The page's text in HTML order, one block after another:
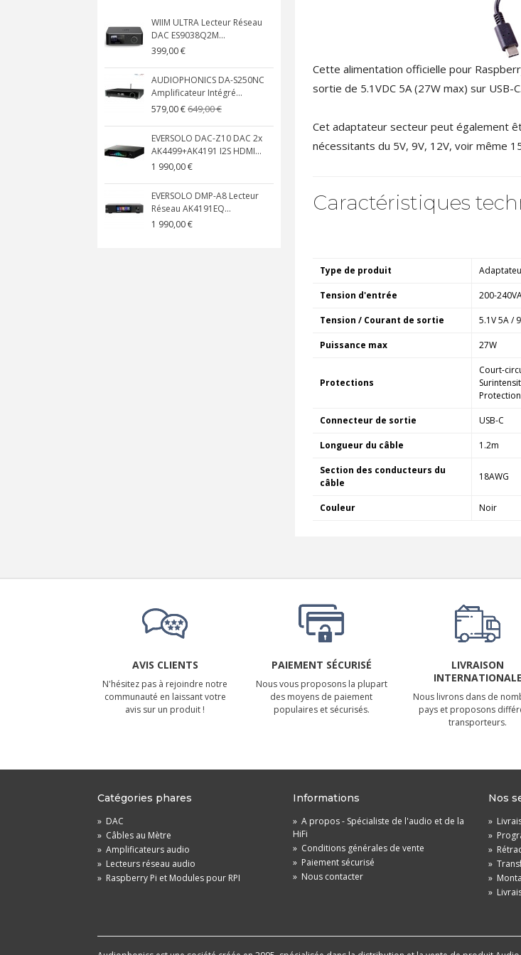
WIIM ULTRA Lecteur Réseau
DAC ES9038Q2M...
399,00 €
AUDIOPHONICS DA-S250NC
Amplificateur Intégré...
579,00 €649,00 €
EVERSOLO DAC-Z10 DAC 2x
AK4499+AK4191 I2S HDMI...
1 990,00 €
EVERSOLO DMP-A8 Lecteur
Réseau AK4191EQ...
1 990,00 €
CLOSED NOIRE Casque...
EVERSOLO DMP-A6 MASTER
EDITION GEN 2 Lecteur...
LUXSIN X9 DAC Amplificateur
Casque AK4191 +...
Cette alimentation officielle pour
sortie de 5.1VDC 5A (27W max) sur USB-
Cet adaptateur secteur peut également
nécessitants du 5V, 9V, 12V, voir même
Caractéristiques
Type de produit
Tension d'entrée 200-
Tension / Courant de sortie 5.1V 5A /
Puissance max 27W
Protections
Court-
Connecteur de sortie USB-C
Longueur du câble 1.2m
Section des conducteurs du
câble
18AWG
Couleur Noir
AVIS CLIENTS
N'hésitez pas à rejoindre notre
communauté en laissant votre
avis sur un produit !
PAIEMENT SÉCURISÉ
Nous vous proposons la plupart
des moyens de paiement
populaires et sécurisés.
LIVRAISON
INTERNATIONALE
Nous livrons dans de
pays et proposons
transporteurs.
Catégories phares
» DAC
» Câbles au Mètre
» Amplificateurs audio
» Lecteurs réseau audio
» Raspberry Pi et Modules pour RPI
Informations
» A propos - Spécialiste de l'audio et de la
HiFi
» Conditions générales de vente
» Paiement sécurisé
» Nous contacter
Nos
»
»
»
»
»
»